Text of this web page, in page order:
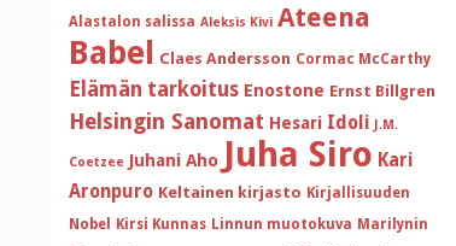
Alastalon salissa Aleksis Kivi Ateena
Babel Claes Andersson Cormac McCarthy
Elämän tarkoitus Enostone Ernst Billgren
Helsingin Sanomat Hesari Idoli J.M.
Coetzee Juhani Aho Juha Siro Kari
Aronpuro Keltainen kirjasto Kirjallisuuden
Nobel
Kirsi Kunnas Linnun muotokuva Marilynin